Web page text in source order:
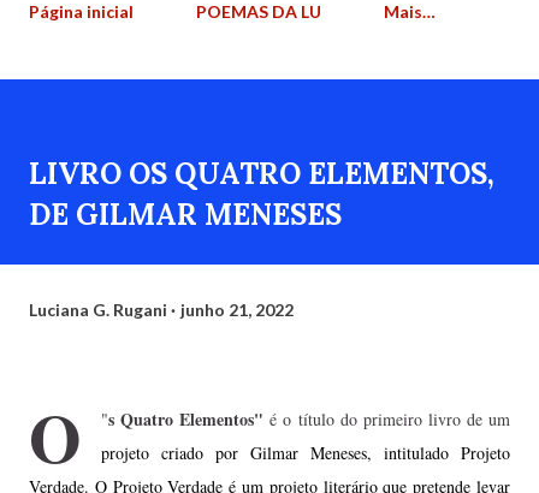
Página inicial
POEMAS DA LU Mais…
LIVRO OS QUATRO ELEMENTOS,
DE GILMAR MENESES
Luciana G. Rugani junho 21, 2022
"
O s Quatro Elementos" é o título do primeiro livro de um
projeto criado por Gilmar Meneses, intitulado Projeto
Verdade. O Projeto Verdade é um projeto literário que pretende levar